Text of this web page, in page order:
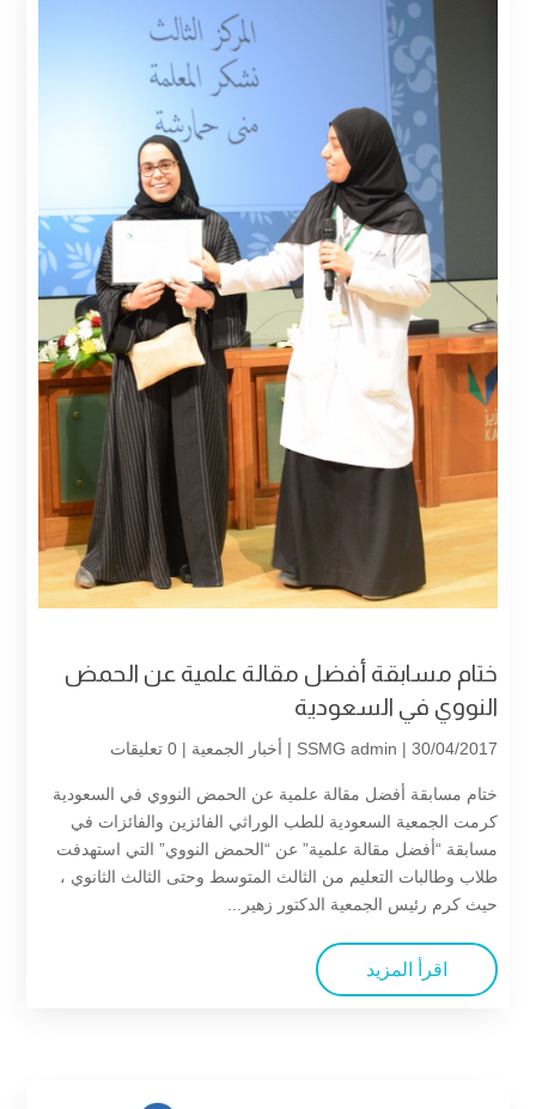
ختام مسابقة أفضل مقالة علمية عن الحمض
النووي في السعودية
SSMG admin | 30/04/2017 | أخبار الجمعية | 0 تعليقات
ختام مسابقة أفضل مقالة علمية عن الحمض النووي في السعودية
كرمت الجمعية السعودية للطب الوراثي الفائزين والفائزات في
مسابقة “أفضل مقالة علمية” عن “الحمض النووي” التي استهدفت
طلاب وطالبات التعليم من الثالث المتوسط وحتى الثالث الثانوي ،
حيث كرم رئيس الجمعية الدكتور زهير...
اقرأ المزيد